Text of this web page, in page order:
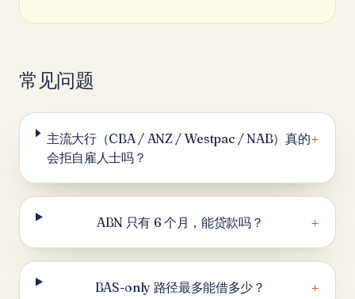
常见问题
主流大行（CBA / ANZ / Westpac / NAB）真的
会拒自雇人士吗？
+
ABN 只有 6 个月，能贷款吗？ +
BAS-only 路径最多能借多少？ +